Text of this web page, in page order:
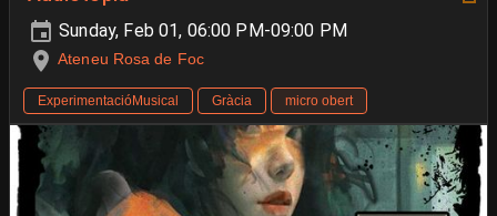
Sunday, Feb 01, 06:00 PM-09:00 PM
Ateneu Rosa de Foc
ExperimentacióMusical Gràcia micro obert